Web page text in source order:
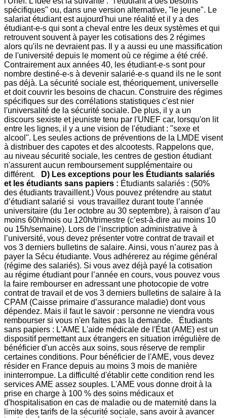
spécifiques" ou, dans une version alternative, "le jeune". Le
salariat étudiant est aujourd'hui une réalité et il y a des
étudiant-e-s qui sont a cheval entre les deux systèmes et qui
retrouvent souvent à payer les cotisations des 2 régimes
alors qu'ils ne devraient pas. Il y a aussi eu une massification
de l'université depuis le moment où ce régime a été créé.
Contrairement aux années 40, les étudiant-e-s sont pour
nombre destiné-e-s à devenir salarié-e-s quand ils ne le sont
pas déjà. La sécurité sociale est, théoriquement, universelle
et doit couvrir les besoins de chacun. Construire des régimes
spécifiques sur des corrélations statistiques c'est nier
l'universalité de la sécurité sociale. De plus, il y a un
discours sexiste et jeuniste tenu par l'UNEF car, lorsqu'on lit
entre les lignes, il y a une vision de l'étudiant : "sexe et
alcool". Les seules actions de préventions de la LMDE visent
à distribuer des capotes et des alcootests. Rappelons que,
au niveau sécurité sociale, les centres de gestion étudiant
n'assurent aucun remboursement supplémentaire ou
différent.
D) Les exceptions pour les Étudiants salariés
et les étudiants sans papiers : Étudiants salariés : (50%
des étudiants travaillent.) Vous pouvez prétendre au statut
d’étudiant salarié si vous travaillez durant toute l’année
universitaire (du 1er octobre au 30 septembre), à raison d’au
moins 60h/mois ou 120h/trimestre (c’est-à-dire au moins 10
ou 15h/semaine). Lors de l’inscription administrative à
l’université, vous devez présenter votre contrat de travail et
vos 3 derniers bulletins de salaire. Ainsi, vous n’aurez pas à
payer la Sécu étudiante. Vous adhérerez au régime général
(régime des salariés). Si vous avez déjà payé la cotisation
au régime étudiant pour l’année en cours, vous pouvez vous
la faire rembourser en adressant une photocopie de votre
contrat de travail et de vos 3 derniers bulletins de salaire à la
CPAM (Caisse primaire d’assurance maladie) dont vous
dépendez. Mais il faut le savoir : personne ne viendra vous
rembourser si vous n'en faites pas la demande. Étudiants
sans papiers : L'AME L'aide médicale de l'État (AME) est un
dispositif permettant aux étrangers en situation irrégulière de
bénéficier d'un accès aux soins, sous réserve de remplir
certaines conditions. Pour bénéficier de l'AME, vous devez
résider en France depuis au moins 3 mois de manière
ininterrompue. La difficulté d'établir cette condition rend les
services AME assez souples. L'AME vous donne droit à la
prise en charge à 100 % des soins médicaux et
d'hospitalisation en cas de maladie ou de maternité dans la
limite des tarifs de la sécurité sociale, sans avoir à avancer